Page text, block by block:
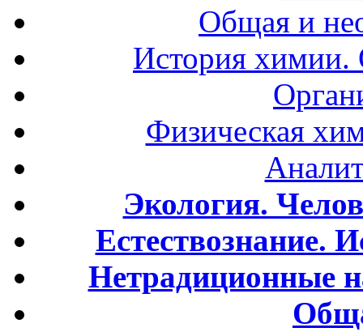
Общая и
История
Физическая
Экология.
Естествознание.
Нетрадиционные